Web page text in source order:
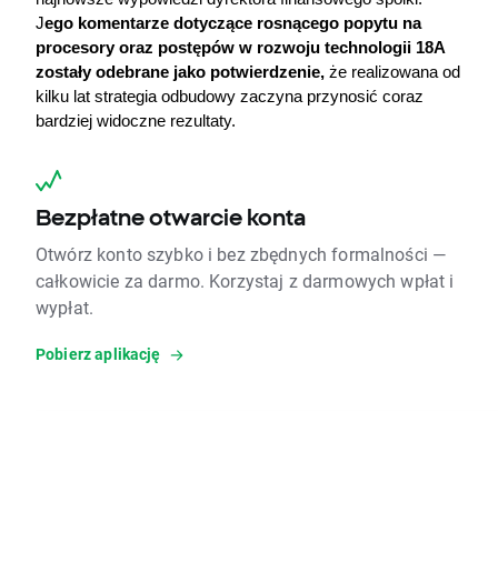
Jego komentarze dotyczące rosnącego popytu na
procesory oraz postępów w rozwoju technologii 18A
zostały odebrane jako potwierdzenie, że realizowana od
kilku lat strategia odbudowy zaczyna przynosić coraz
bardziej widoczne rezultaty.
Bezpłatne otwarcie konta
Otwórz konto szybko i bez zbędnych formalności —
całkowicie za darmo. Korzystaj z darmowych wpłat i
wypłat.
Pobierz aplikację